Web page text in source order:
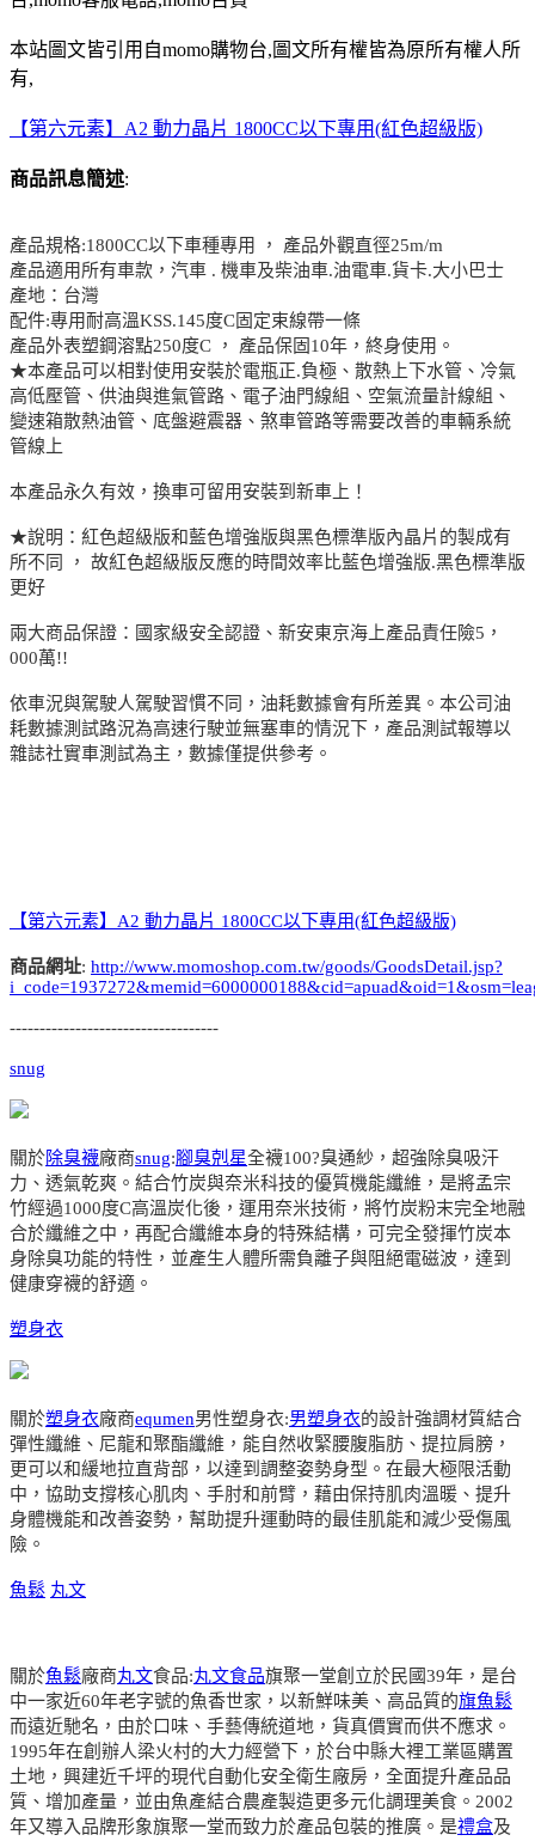
本站圖文皆引用自momo購物台,圖文所有權皆為原所有權人所
有,
【第六元素】A2 動力晶片 1800CC以下專用(紅色超級版)
商品訊息簡述:
產品規格:1800CC以下車種專用 ， 產品外觀直徑25m/m
產品適用所有車款，汽車 . 機車及柴油車.油電車.貨卡.大小巴士
產地：台灣
配件:專用耐高溫KSS.145度C固定束線帶一條
產品外表塑鋼溶點250度C ， 產品保固10年，終身使用。
★本產品可以相對使用安裝於電瓶正.負極、散熱上下水管、冷氣
高低壓管、供油與進氣管路、電子油門線組、空氣流量計線組、
變速箱散熱油管、底盤避震器、煞車管路等需要改善的車輛系統
管線上
本產品永久有效，換車可留用安裝到新車上！
★說明：紅色超級版和藍色增強版與黑色標準版內晶片的製成有
所不同 ， 故紅色超級版反應的時間效率比藍色增強版.黑色標準版
更好
兩大商品保證：國家級安全認證、新安東京海上產品責任險5，
000萬!!
依車況與駕駛人駕駛習慣不同，油耗數據會有所差異。本公司油
耗數據測試路況為高速行駛並無塞車的情況下，產品測試報導以
雜誌社實車測試為主，數據僅提供參考。
【第六元素】A2 動力晶片 1800CC以下專用(紅色超級版)
商品網址: http://www.momoshop.com.tw/goods/GoodsDetail.jsp?
-----------------------------------
snug
關於除臭襪廠商snug:腳臭剋星全襪100?臭通紗，超強除臭吸汗
力、透氣乾爽。結合竹炭與奈米科技的優質機能纖維，是將孟宗
竹經過1000度C高溫炭化後，運用奈米技術，將竹炭粉末完全地融
合於纖維之中，再配合纖維本身的特殊結構，可完全發揮竹炭本
身除臭功能的特性，並產生人體所需負離子與阻絕電磁波，達到
健康穿襪的舒適。
塑身衣
關於塑身衣廠商equmen男性塑身衣:男塑身衣的設計強調材質結合
彈性纖維、尼龍和聚酯纖維，能自然收緊腰腹脂肪、提拉肩膀，
更可以和緩地拉直背部，以達到調整姿勢身型。在最大極限活動
中，協助支撐核心肌肉、手肘和前臂，藉由保持肌肉溫暖、提升
身體機能和改善姿勢，幫助提升運動時的最佳肌能和減少受傷風
險。
魚鬆 丸文
關於魚鬆廠商丸文食品:丸文食品旗聚一堂創立於民國39年，是台
中一家近60年老字號的魚香世家，以新鮮味美、高品質的旗魚鬆
而遠近馳名，由於口味、手藝傳統道地，貨真價實而供不應求。
1995年在創辦人梁火村的大力經營下，於台中縣大裡工業區購置
土地，興建近千坪的現代自動化安全衛生廠房，全面提升產品品
質、增加產量，並由魚產結合農產製造更多元化調理美食。2002
年又導入品牌形象旗聚一堂而致力於產品包裝的推廣。是禮盒及